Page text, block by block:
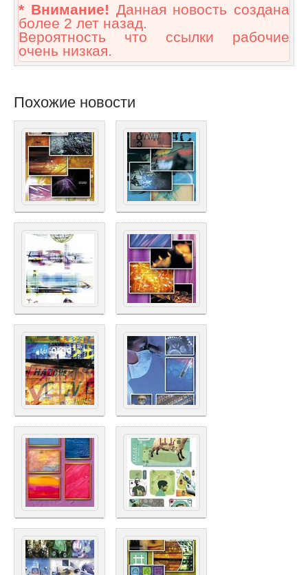
* Внимание! Данная новость создана
более 2 лет назад.
Вероятность что ссылки рабочие
очень низкая.
Похожие новости